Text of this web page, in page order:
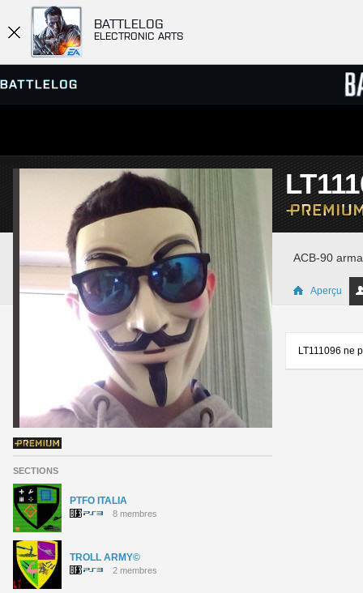
BATTLELOG
ELECTRONIC ARTS
SERVEURS
PARTIES
SECTIONS
PTFO ITALIA
8 membres
TROLL ARMY©
2 membres
ACB-90
Aperçu
LT111096 ne